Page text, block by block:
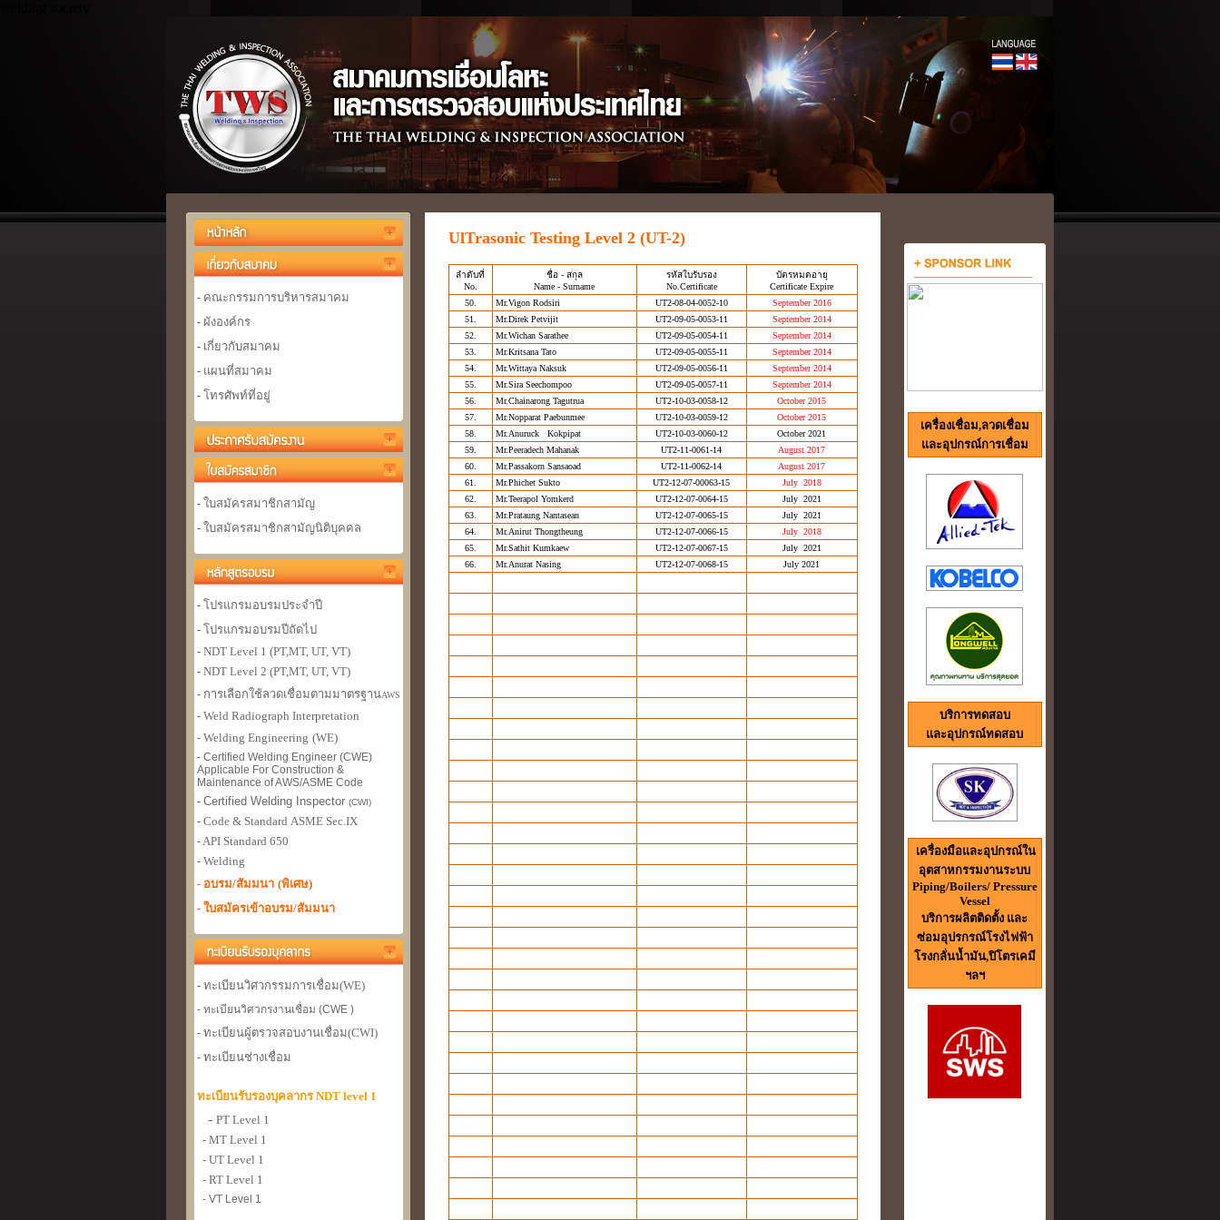
- คณะกรรมการบริหารสมาคม
- ผังองค์กร
- เกี่ยวกับสมาคม
- แผนที่สมาคม
- โทรศัพท์ที่อยู่
- ใบสมัครสมาชิกสามัญ
- ใบสมัครสมาชิกสามัญนิติบุคคล
- โปรแกรมอบรมประจำปี
- โปรแกรมอบรมปีถัดไป
- NDT Level 1 (PT,MT, UT, VT)
- NDT Level 2 (PT,MT, UT, VT)
- การเลือกใช้ลวดเชื่อมตามมาตรฐานAWS
- Weld Radiograph Interpretation
- Welding Engineering (WE)
- Certified Welding Engineer (CWE)
Applicable For Construction &
Maintenance of AWS/ASME Code
- Certified Welding Inspector (CWI)
- Code & Standard ASME Sec.IX
- API Standard 650
- Welding
- อบรม/สัมมนา (พิเศษ)
- ใบสมัครเข้าอบรม/สัมมนา
- ทะเบียนวิศวกรรมการเชื่อม(WE)
- ทะเบียนวิศวกรงานเชื่อม (CWE )
- ทะเบียนผู้ตรวจสอบงานเชื่อม(CWI)
- ทะเบียนช่างเชื่อม
ทะเบียนรับรองบุคลากร NDT level 1
- PT Level 1
- MT Level 1
- UT Level 1
- RT Level 1
- VT Level 1
UlTrasonic Testing Level 2 (UT-2)
ลำดับที่
No.
ชื่อ - สกุล
Name - Surname
รหัสใบรับรอง
No.Certificate
บัตรหมดอายุ
Certificate Expire
50.
Mr.Vigon Rodsiri UT2-08-04-0052-10
September 2016
51.
Mr.Direk Petvijit UT2-09-05-0053-11
September 2014
52.
Mr.Wichan Sarathee UT2-09-05-0054-11
September 2014
53.
Mr.Kritsana Tato UT2-09-05-0055-11
September 2014
54.
Mr.Wittaya Naksuk UT2-09-05-0056-11
September 2014
55.
Mr.Sira Seechompoo UT2-09-05-0057-11
September 2014
56.
Mr.Chainarong Tagutrua UT2-10-03-0058-12
October 2015
57.
Mr.Nopparat Paebunmee UT2-10-03-0059-12
October 2015
58.
Mr.Anuruck Kokpipat UT2-10-03-0060-12
October 2021
59.
Mr.Peeradech Mahanak UT2-11-0061-14
August 2017
60.
Mr.Passakorn Sansaoad UT2-11-0062-14
August 2017
61.
Mr.Phichet Sukto UT2-12-07-00063-15
July 2018
62.
Mr.Teerapol Yomkerd UT2-12-07-0064-15
July 2021
63.
Mr.Prataung Nantasean UT2-12-07-0065-15
July 2021
64.
Mr.Anirut Thongtheung UT2-12-07-0066-15
July 2018
65.
Mr.Sathit Kumkaew UT2-12-07-0067-15
July 2021
66.
Mr.Anurat Nasing UT2-12-07-0068-15 July 2021
เครื่องเชื่อม,ลวดเชื่อม
และอุปกรณ์การเชื่อม
บริการทดสอบ
และอุปกรณ์ทดสอบ
เครื่องมือและอุปกรณ์ใน
อุตสาหกรรมงานระบบ
Piping/Boilers/ Pressure
Vessel
บริการผลิตติดตั้ง และ
ซ่อมอุปรกรณ์โรงไฟฟ้า
โรงกลั่นน้ำมัน,ปิโตรเคมี
ฯลฯ